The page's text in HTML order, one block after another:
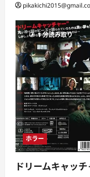
1 分読み取り
ホラー
ドリームキャッ